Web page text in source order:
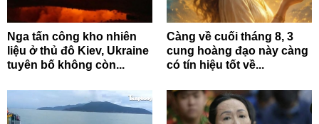
Nga tấn công kho nhiên
liệu ở thủ đô Kiev, Ukraine
tuyên bố không còn...
Càng về cuối tháng 8, 3
cung hoàng đạo này càng
có tín hiệu tốt về...